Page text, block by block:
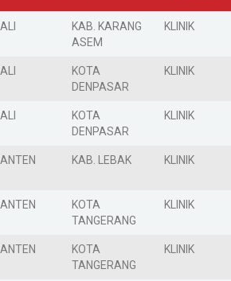
KAB. KARANG
ASEM
KLINIK
KOTA
DENPASAR
KLINIK
KOTA
DENPASAR
KLINIK
KAB. LEBAK KLINIK
KOTA
TANGERANG
KLINIK
KOTA
TANGERANG
KLINIK